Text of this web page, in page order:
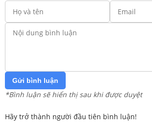
Gửi bình luận
*Bình luận sẽ hiển thị sau khi được duyệt
Hãy trở thành người đầu tiên bình luận!